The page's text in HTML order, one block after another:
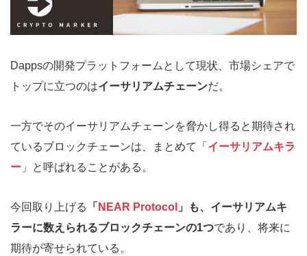
Dappsの開発プラットフォームとして現状、市場シェアで
トップに立つのはイーサリアムチェーンだ。
一方でそのイーサリアムチェーンを脅かし得ると期待され
ているブロックチェーンは、まとめて「 イーサリアムキラ
ー 」と呼ばれることがある。
今回取り上げる 「 NEAR Protocol 」も、イーサリアムキ
ラーに数えられるブロックチェーンの1つであり、将来に
期待が寄せられている。